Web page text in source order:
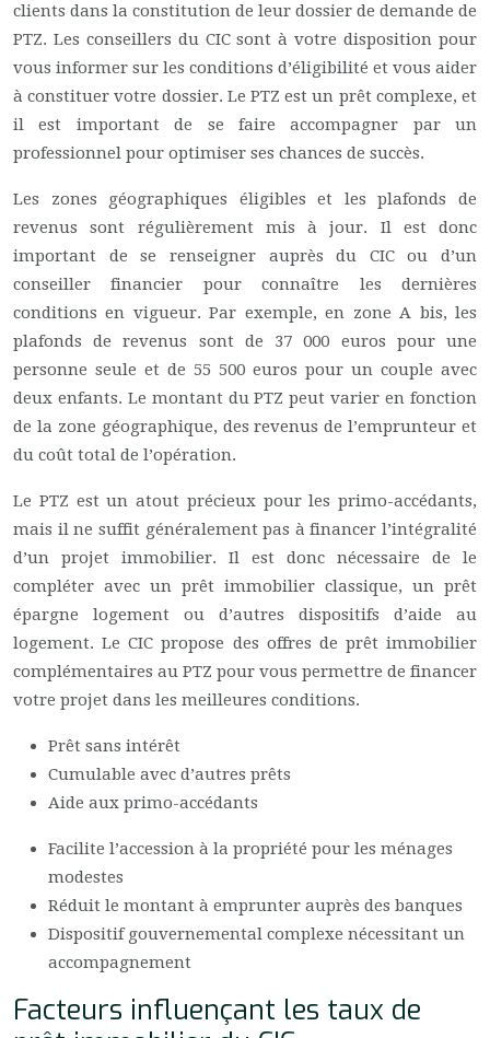
clients dans la constitution de leur dossier de demande de
PTZ. Les conseillers du CIC sont à votre disposition pour
vous informer sur les conditions d’éligibilité et vous aider
à constituer votre dossier. Le PTZ est un prêt complexe, et
il est important de se faire accompagner par un
professionnel pour optimiser ses chances de succès.
Les zones géographiques éligibles et les plafonds de
revenus sont régulièrement mis à jour. Il est donc
important de se renseigner auprès du CIC ou d’un
conseiller financier pour connaître les dernières
conditions en vigueur. Par exemple, en zone A bis, les
plafonds de revenus sont de 37 000 euros pour une
personne seule et de 55 500 euros pour un couple avec
deux enfants. Le montant du PTZ peut varier en fonction
de la zone géographique, des revenus de l’emprunteur et
du coût total de l’opération.
Le PTZ est un atout précieux pour les primo-accédants,
mais il ne suffit généralement pas à financer l’intégralité
d’un projet immobilier. Il est donc nécessaire de le
compléter avec un prêt immobilier classique, un prêt
épargne logement ou d’autres dispositifs d’aide au
logement. Le CIC propose des offres de prêt immobilier
complémentaires au PTZ pour vous permettre de financer
votre projet dans les meilleures conditions.
Prêt sans intérêt
Cumulable avec d’autres prêts
Aide aux primo-accédants
Facilite l’accession à la propriété pour les ménages
modestes
Réduit le montant à emprunter auprès des banques
Dispositif gouvernemental complexe nécessitant un
accompagnement
Facteurs influençant les taux de